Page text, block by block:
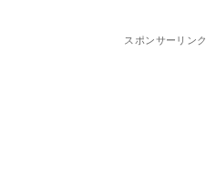
スポンサーリンク